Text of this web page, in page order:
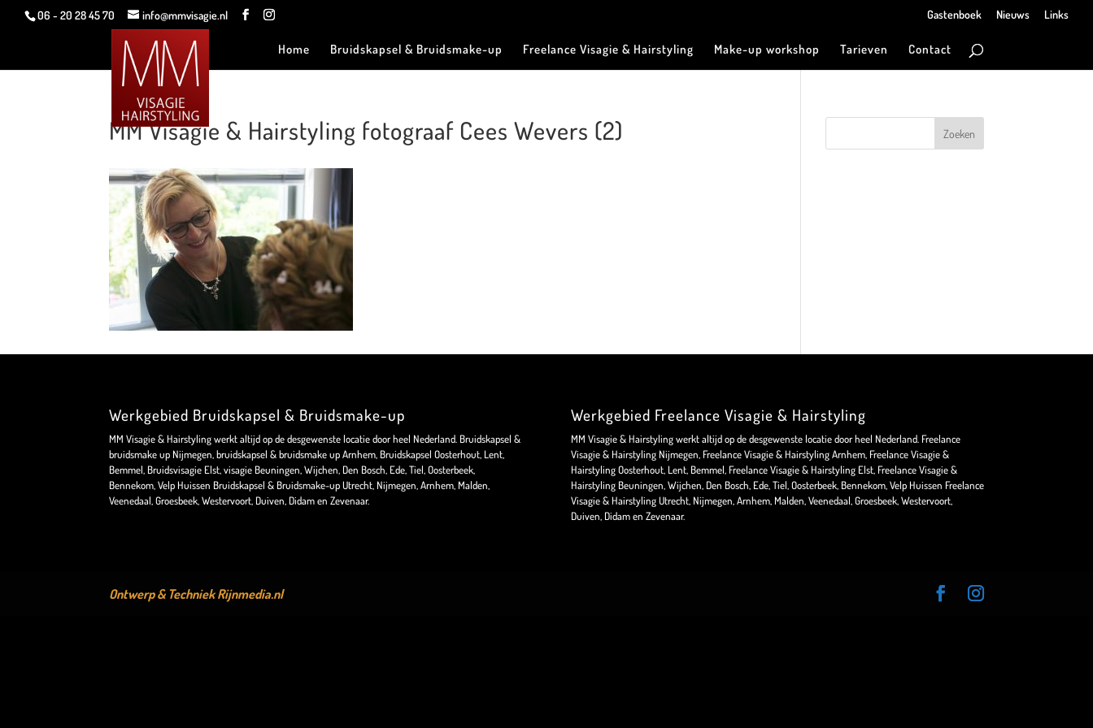
06 - 20 28 45 70 info@mmvisagie.nl Gastenboek Nieuws Links
Home Bruidskapsel & Bruidsmake-up Freelance Visagie & Hairstyling Make-up workshop Tarieven Contact
MM Visagie & Hairstyling fotograaf Cees Wevers (2)
Werkgebied Bruidskapsel & Bruidsmake-up
MM Visagie & Hairstyling werkt altijd op de desgewenste locatie door heel Nederland. Bruidskapsel &
bruidsmake up Nijmegen, bruidskapsel & bruidsmake up Arnhem, Bruidskapsel Oosterhout, Lent,
Bemmel, Bruidsvisagie Elst, visagie Beuningen, Wijchen, Den Bosch, Ede, Tiel, Oosterbeek,
Bennekom, Velp Huissen Bruidskapsel & Bruidsmake-up Utrecht, Nijmegen, Arnhem, Malden,
Veenedaal, Groesbeek, Westervoort, Duiven, Didam en Zevenaar.
Werkgebied Freelance Visagie & Hairstyling
MM Visagie & Hairstyling werkt altijd op de desgewenste locatie door heel Nederland. Freelance
Visagie & Hairstyling Nijmegen, Freelance Visagie & Hairstyling Arnhem, Freelance Visagie &
Hairstyling Oosterhout, Lent, Bemmel, Freelance Visagie & Hairstyling Elst, Freelance Visagie &
Hairstyling Beuningen, Wijchen, Den Bosch, Ede, Tiel, Oosterbeek, Bennekom, Velp Huissen Freelance
Visagie & Hairstyling Utrecht, Nijmegen, Arnhem, Malden, Veenedaal, Groesbeek, Westervoort,
Duiven, Didam en Zevenaar.
Ontwerp & TechniekRijnmedia.nl